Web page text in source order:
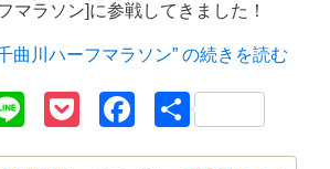
マラソン]に参戦してきました！
曲川ハーフマラソン” の続きを読む
Line PocketFacebook
共